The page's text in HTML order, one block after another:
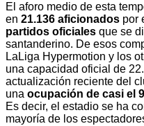
El aforo medio de esta
en 21.136 aficionados por
partidos oficiales que se
santanderino. De esos
LaLiga Hypermotion y los
una capacidad oficial de
actualización reciente del
una ocupación de casi el
Es decir, el estadio se ha
mayoría de los